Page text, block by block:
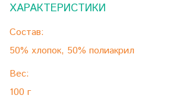
ХАРАКТЕРИСТИКИ
Состав:
50% хлопок, 50% полиакрил
Вес:
100 г